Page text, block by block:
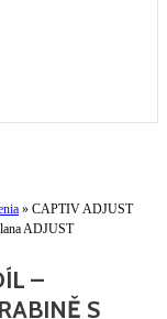
» CAPTIV ADJUST
ADJUST
–
S